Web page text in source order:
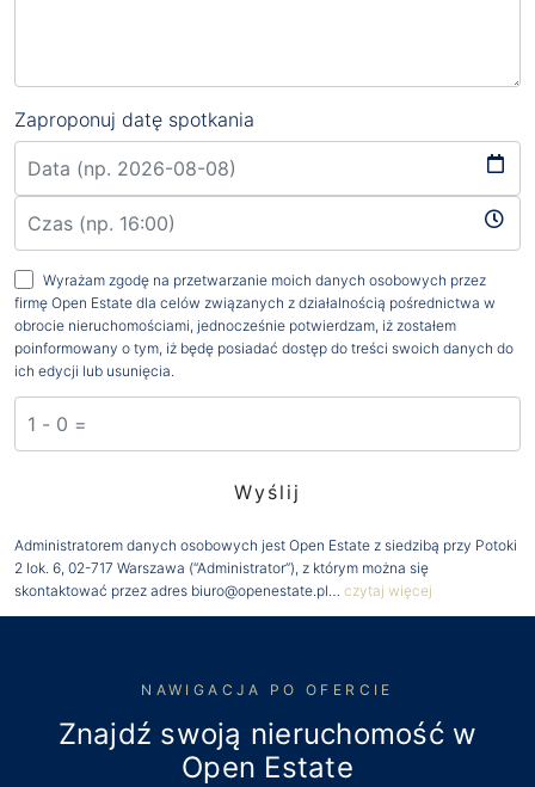
Zaproponuj datę spotkania
Wyrażam zgodę na przetwarzanie moich danych osobowych przez
firmę Open Estate dla celów związanych z działalnością pośrednictwa w
obrocie nieruchomościami, jednocześnie potwierdzam, iż zostałem
poinformowany o tym, iż będę posiadać dostęp do treści swoich danych do
ich edycji lub usunięcia.
Administratorem danych osobowych jest Open Estate z siedzibą przy Potoki
2 lok. 6, 02-717 Warszawa (“Administrator”), z którym można się
skontaktować przez adres biuro@openestate.pl… czytaj więcej
NAWIGACJA PO OFERCIE
Znajdź swoją nieruchomość w
Open Estate